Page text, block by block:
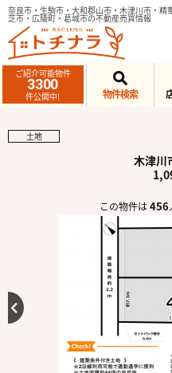
奈良市・生駒市・大和郡山市・木津川市・精
芝市・広陵町・葛城市の不動産売買情報
ご紹介可能物件
3300
件公開中! 物件検索
土地
木津川
この物件は456